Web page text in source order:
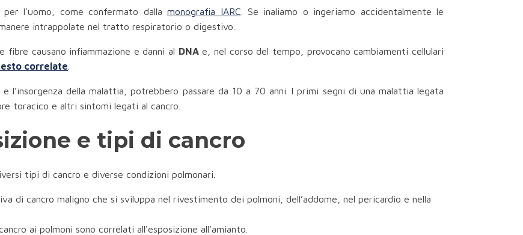
per l'uomo, come confermato dallamonografia IARC . Se inaliamo o ingeriamo accidentalmente le
intrappolate nel tratto respiratorio o digestivo.
causano infiammazione e danni al DNAe, nel corso del tempo, provocano cambiamenti cellulari
correlate
l’insorgenza della malattia, potrebbero passare da 10 a 70 anni. I primi segni di una malattia legata
toracico e altri sintomi legati al cancro.
e tipi di cancro
tipi di cancro e diverse condizioni polmonari.
di cancro maligno che si sviluppa nel rivestimento dei polmoni, dell’addome, nel pericardio e nella
ai polmoni sono correlati all'esposizione all’amianto.